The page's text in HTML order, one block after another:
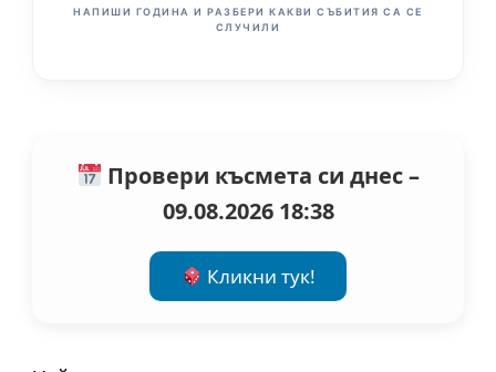
НАПИШИ ГОДИНА И РАЗБЕРИ КАКВИ СЪБИТИЯ СА СЕ
СЛУЧИЛИ
Провери късмета си днес –
09.08.2026 18:38
Кликни тук!